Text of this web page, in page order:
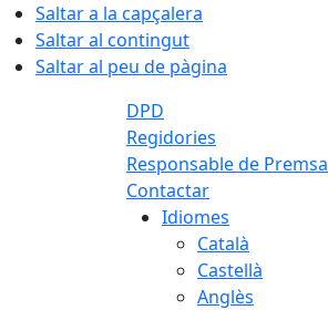
Saltar a la capçalera
Saltar al contingut
Saltar al peu de pàgina
DPD
Regidories
Responsable de Premsa
Contactar
Idiomes
Català
Castellà
Anglès